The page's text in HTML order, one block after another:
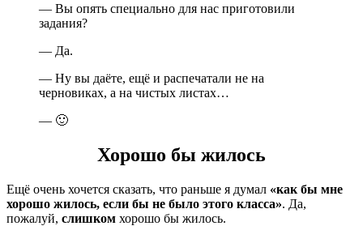
— Вы опять специально для нас приготовили
задания?
— Да.
— Ну вы даёте, ещё и распечатали не на
черновиках, а на чистых листах…
— 🙂
Хорошо бы жилось
Ещё очень хочется сказать, что раньше я думал «как бы мне
хорошо жилось, если бы не было этого класса». Да,
пожалуй, слишком хорошо бы жилось.